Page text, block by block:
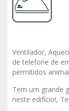
Ventilador,
de telefone de
permitidos
Tem um grande
neste edifício!,